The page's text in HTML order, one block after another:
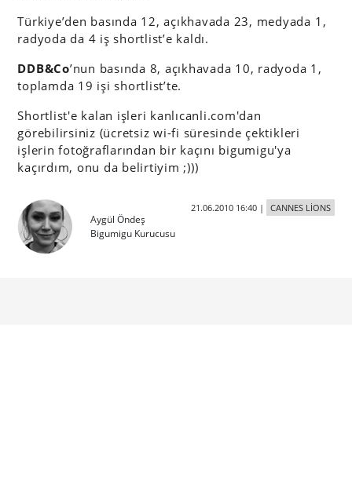
Türkiye’den basında 12, açıkhavada 23, medyada 1,
radyoda da 4 iş shortlist’e kaldı.
DDB&Co’nun basında 8, açıkhavada 10, radyoda 1,
toplamda 19 işi shortlist’te.
Shortlist'e kalan işleri kanlıcanli.com'dan
görebilirsiniz (ücretsiz wi-fi süresinde çektikleri
işlerin fotoğraflarından bir kaçını bigumigu'ya
kaçırdım, onu da belirtiyim ;)))
Aygül Öndeş
Bigumigu Kurucusu
21.06.2010 16:40| CANNES LİONS